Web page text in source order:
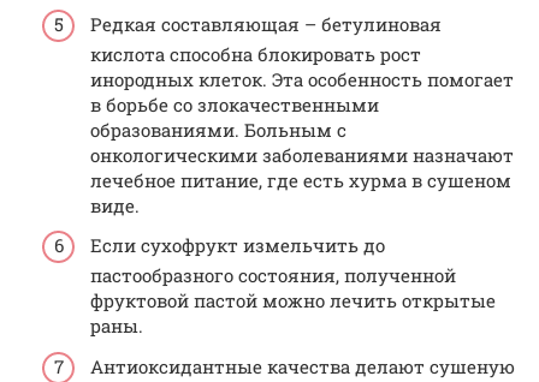
Редкая составляющая – бетулиновая
кислота способна блокировать рост
инородных клеток. Эта особенность помогает
в борьбе со злокачественными
образованиями. Больным с
онкологическими заболеваниями назначают
лечебное питание, где есть хурма в сушеном
виде.
Если сухофрукт измельчить до
пастообразного состояния, полученной
фруктовой пастой можно лечить открытые
раны.
Антиоксидантные качества делают сушеную